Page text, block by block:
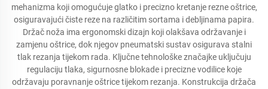
mehanizma koji omogućuje glatko i precizno kretanje rezne oštrice,
osiguravajući čiste reze na različitim sortama i debljinama papira.
Držač noža ima ergonomski dizajn koji olakšava održavanje i
zamjenu oštrice, dok njegov pneumatski sustav osigurava stalni
tlak rezanja tijekom rada. Ključne tehnološke značajke uključuju
regulaciju tlaka, sigurnosne blokade i precizne vodilice koje
održavaju poravnanje oštrice tijekom rezanja. Konstrukcija držača